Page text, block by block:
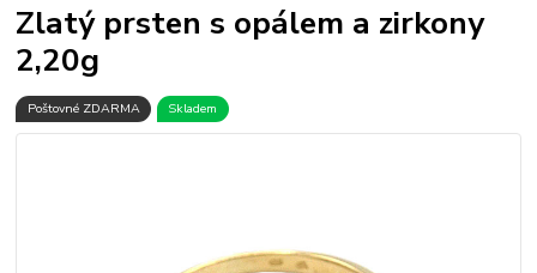
Zlatý prsten s opálem a zirkony
2,20g
Poštovné ZDARMA Skladem